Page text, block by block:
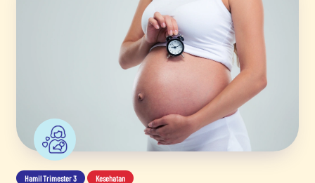
Hamil Trimester 3 Kesehatan